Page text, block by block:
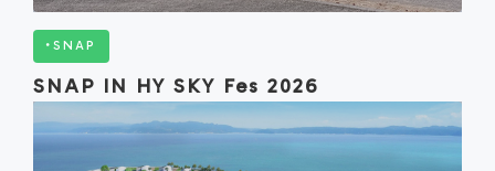
SNAP
SNAP IN HY SKY Fes 2026